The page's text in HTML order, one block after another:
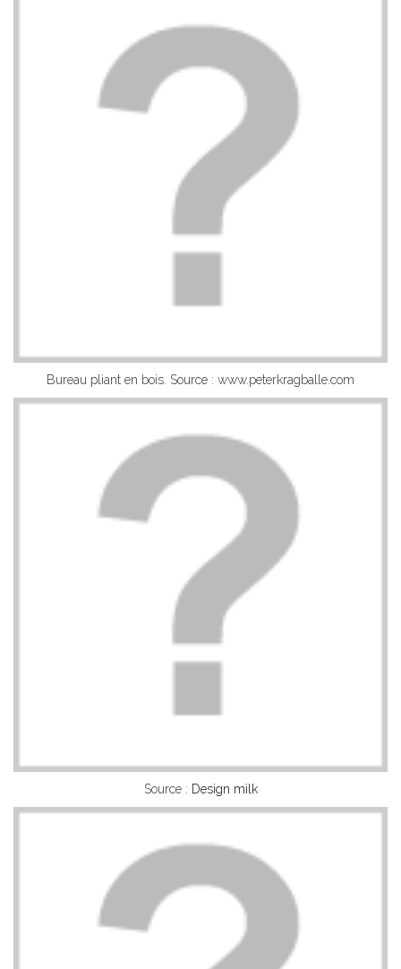
Bureau pliant en bois. Source : www.peterkragballe.com
Source : Design milk